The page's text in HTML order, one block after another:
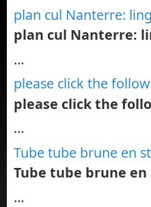
plan cul Nanterre:
plan cul Nanterre:
…
please click the
please click the
…
Tube tube brune en
Tube tube brune
…